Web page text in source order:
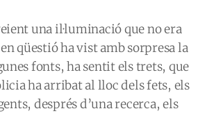
una il·luminació que no era
qüestió ha vist amb sorpresa la
fonts, ha sentit els trets, que
ha arribat al lloc dels fets, els
després d’una recerca, els